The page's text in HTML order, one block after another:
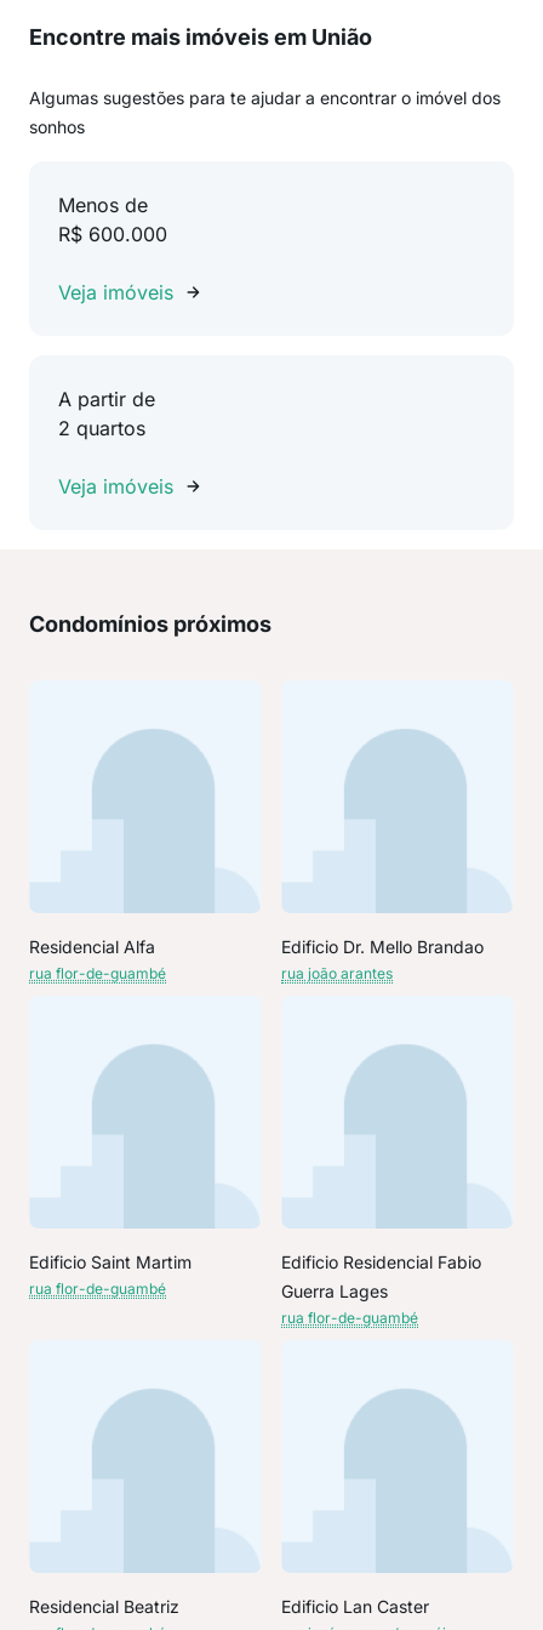
Encontre mais imóveis em União
Algumas sugestões para te ajudar a encontrar o imóvel dos
sonhos
Menos de
R$ 600.000
Veja imóveis
A partir de
2 quartos
Veja imóveis
Condomínios próximos
Residencial Alfa
rua flor-de-guambé
Edificio Dr. Mello Brandao
rua joão arantes
Edificio Saint Martim
rua flor-de-guambé
Edificio Residencial Fabio
Guerra Lages
rua flor-de-guambé
Residencial Beatriz Edificio Lan Caster